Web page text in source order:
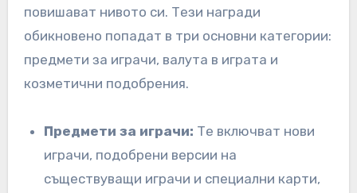
повишават нивото си. Тези награди
обикновено попадат в три основни категории:
предмети за играчи, валута в играта и
козметични подобрения.
Предмети за играчи: Те включват нови
играчи, подобрени версии на
съществуващи играчи и специални карти,